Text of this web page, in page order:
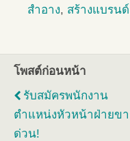
สำอาง, สร้างแบรนด์
โพสต์ก่อนหน้า
รับสมัครพนักงาน
ตำแหน่งหัวหน้าฝ่ายข
ด่วน!